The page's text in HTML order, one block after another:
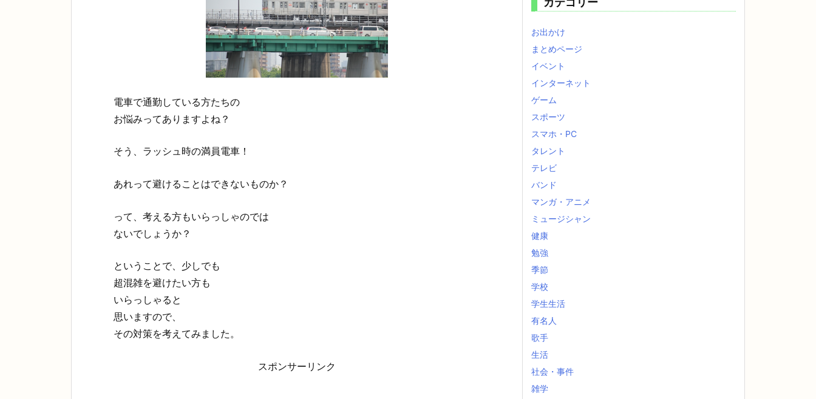
電車で通勤している方たちの
お悩みってありますよね？
そう、ラッシュ時の満員電車！
あれって避けることはできないものか？
って、考える方もいらっしゃのでは
ないでしょうか？
ということで、少しでも
超混雑を避けたい方も
いらっしゃると
思いますので、
その対策を考えてみました。
スポンサーリンク
お出かけ
まとめページ
イベント
インターネット
ゲーム
スポーツ
スマホ・PC
タレント
テレビ
バンド
マンガ・アニメ
ミュージシャン
健康
勉強
季節
学校
学生生活
有名人
歌手
生活
社会・事件
雑学